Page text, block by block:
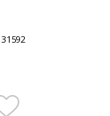
31592